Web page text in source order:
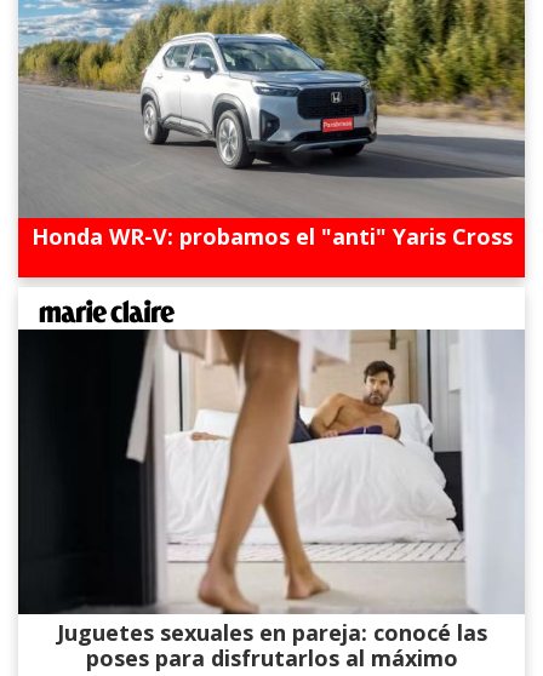
Honda WR-V: probamos el "anti" Yaris Cross
Juguetes sexuales en pareja: conocé las
poses para disfrutarlos al máximo